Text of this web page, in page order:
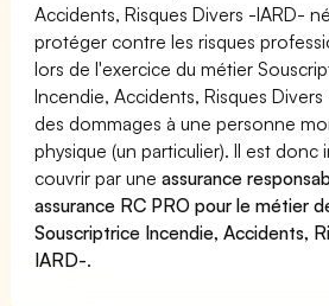
Accidents, Risques Divers -IARD-
protéger contre les risques
lors de l'exercice du métier
Incendie, Accidents, Risques
des dommages à une personne
physique (un particulier). Il est donc
couvrir par uneassurance
assurance RC PRO pour le métier
Souscriptrice Incendie, Accidents,
IARD-.